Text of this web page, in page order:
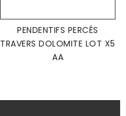
PENDENTIFS PERCÉS
TRAVERS DOLOMITE LOT X5
AA